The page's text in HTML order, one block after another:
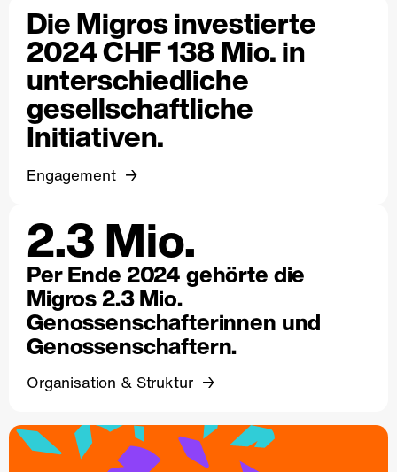
Die Migros investierte
2024 CHF 138 Mio. in
unterschiedliche
gesellschaftliche
Initiativen.
Engagement
2.3 Mio.
Per Ende 2024 gehörte die
Migros 2.3 Mio.
Genossenschafterinnen und
Genossenschaftern.
Organisation & Struktur